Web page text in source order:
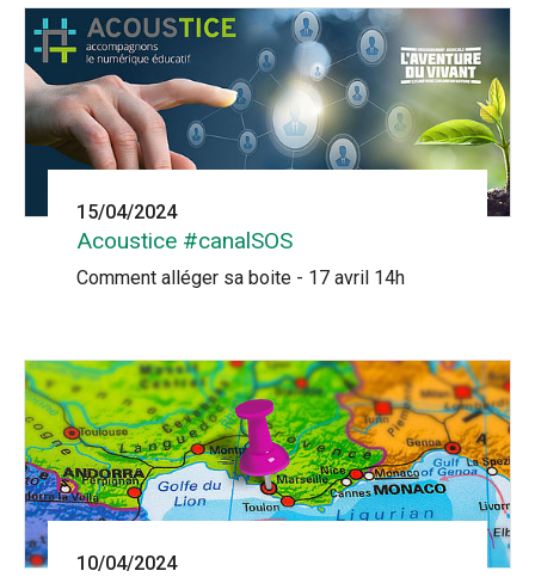
15/04/2024
Acoustice #canalSOS
Comment alléger sa boite - 17 avril 14h
10/04/2024